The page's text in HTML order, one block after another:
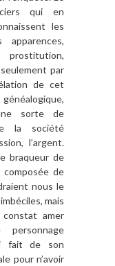
qui en
les
prostitution,
par
de cet
sorte de
la société
l’argent.
braqueur de
composée de
nous le
mais
constat amer
fait de son
pour n’avoir